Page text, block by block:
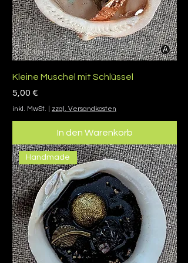
Kleine Muschel mit Schlüssel
Preis
5,00 €
inkl. MwSt. zzgl. Versandkosten
In den Warenkorb
Handmade